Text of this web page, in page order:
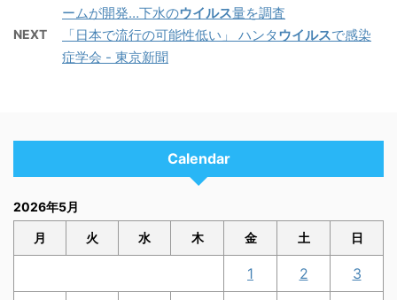
ームが開発…下水のウイルス量を調査
NEXT 「日本で流行の可能性低い」 ハンタウイルスで感染
症学会 - 東京新聞
Calendar
2026年5月
月 火 水 木 金 土 日
1 2 3